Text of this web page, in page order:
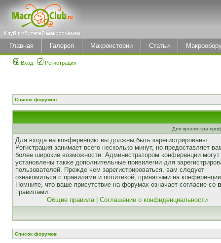
Главная Галерея Макроистории Статьи
Вход Регистрация
Список форумов
Для просмотра
Для входа на конференцию вы должны быть зарегистрированы.
Регистрация занимает всего несколько минут, но предоставляет
более широкие возможности. Администратором конференции
установлены также дополнительные привилегии для
пользователей. Прежде чем зарегистрироваться, вам следует
ознакомиться с правилами и политикой, принятыми на
Помните, что ваше присутствие на форумах означает согласие со
правилами.
Общие правила| Соглашение о конфиденциальности
Список форумов